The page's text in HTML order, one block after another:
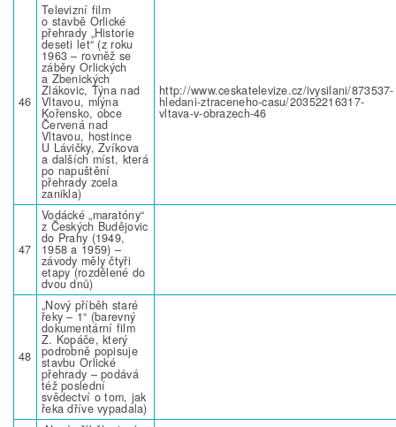
46
Televizní film
o stavbě Orlické
přehrady „Historie
deseti let“ (z roku
1963 – rovněž se
záběry Orlických
a Zbenických
Zlákovic, Týna nad
Vltavou, mlýna
Kořensko, obce
Červená nad
Vltavou, hostince
U Lávičky, Zvíkova
a dalších míst, která
po napuštění
přehrady zcela
zanikla)
http://www.ceskatelevize.cz/ivysilani/873537-
hledani-ztraceneho-casu/20352216317-
vltava-v-obrazech-46
47
Vodácké „maratóny“
z Českých Budějovic
do Prahy (1949,
1958 a 1959) –
závody měly čtyři
etapy (rozdělené do
dvou dnů)
48
„Nový příběh staré
řeky – 1“ (barevný
dokumentární film
Z. Kopáče, který
podrobně popisuje
stavbu Orlické
přehrady – podává
též poslední
svědectví o tom, jak
řeka dříve vypadala)